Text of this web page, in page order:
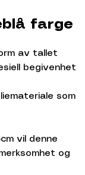
farge
av tallet
begivenhet
som
vil denne
og